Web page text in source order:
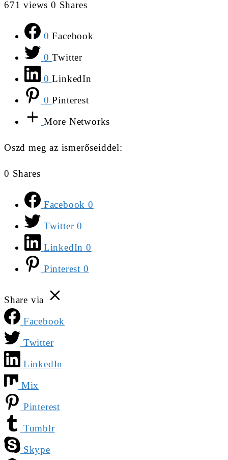
671views 0 Shares
0Facebook
0Twitter
0LinkedIn
0Pinterest
More Networks
Oszd meg az ismerőseiddel:
0 Shares
Facebook 0
Twitter 0
LinkedIn 0
Pinterest 0
Share via
Facebook
Twitter
LinkedIn
Mix
Pinterest
Tumblr
Skype